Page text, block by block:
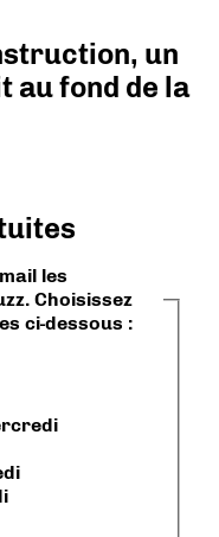
un
au fond de la
les
Choisissez
ci-dessous :